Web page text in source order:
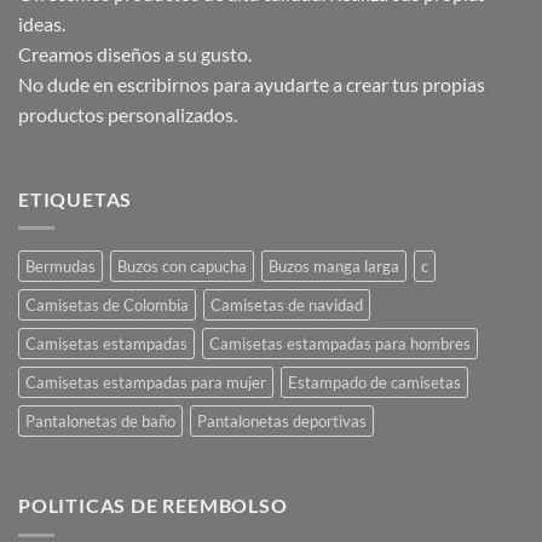
elegir
en
la
en
ideas.
Creamos diseños a su gusto.
No dude en escribirnos para ayudarte a crear tus propias
productos personalizados.
ETIQUETAS
Bermudas Buzos con capucha Buzos manga larga
c
Camisetas de Colombia
Camisetas de navidad
Camisetas estampadas
Camisetas estampadas para hombres
Camisetas estampadas para mujer
Estampado de camisetas
Pantalonetas de baño
Pantalonetas deportivas
POLITICAS DE REEMBOLSO